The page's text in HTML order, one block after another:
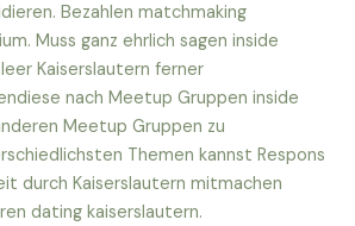
Bezahlen matchmaking
Muss ganz ehrlich sagen inside
Kaiserslautern ferner
nach Meetup Gruppen inside
Meetup Gruppen zu
Themen kannst Respons
durch Kaiserslautern mitmachen
dating kaiserslautern.